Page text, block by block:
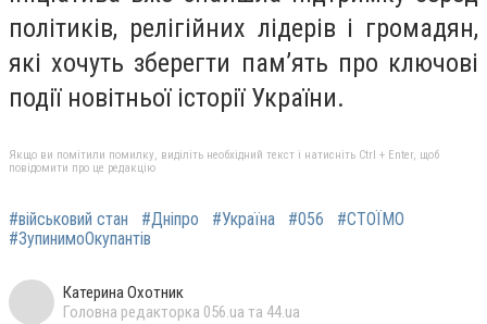
політиків, релігійних лідерів і громадян,
які хочуть зберегти пам’ять про ключові
події новітньої історії України.
Якщо ви помітили помилку, виділіть необхідний текст і натисніть Ctrl + Enter, щоб
повідомити про це редакцію
#військовий стан #Дніпро #Україна #056
#СТОЇМО
#ЗупинимоОкупантів
Катерина Охотник
Головна редакторка 056.ua та 44.ua